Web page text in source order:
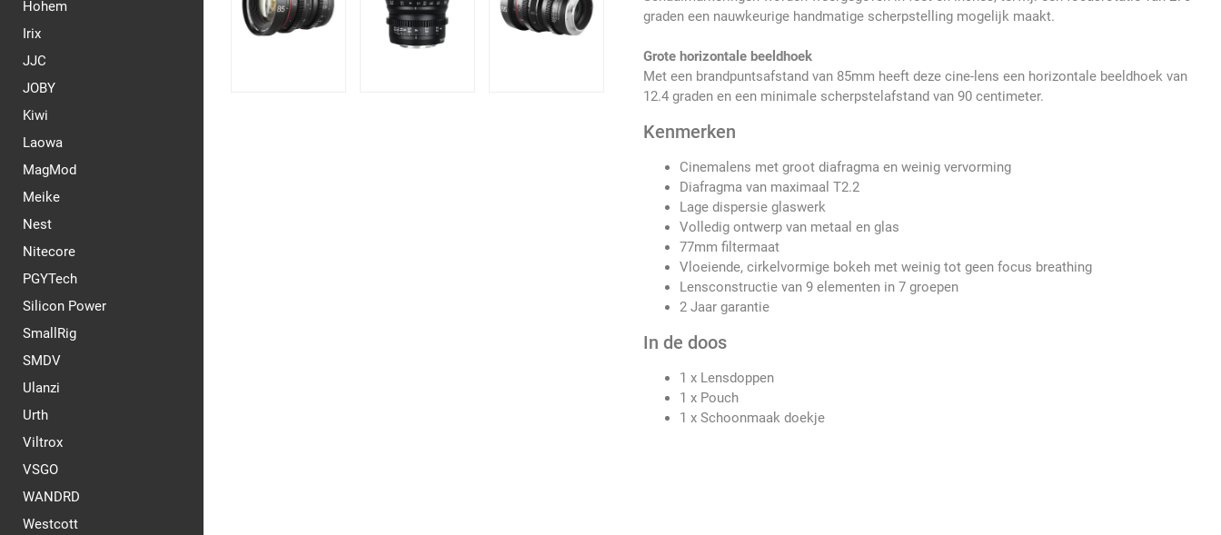
Hohem
Irix
JJC
JOBY
Kiwi
Laowa
MagMod
Meike
Nest
Nitecore
PGYTech
Silicon Power
SmallRig
SMDV
Ulanzi
Urth
Viltrox
VSGO
WANDRD
Westcott
graden een nauwkeurige handmatige scherpstelling mogelijk maakt.
Grote horizontale beeldhoek
Met een brandpuntsafstand van 85mm heeft deze cine-lens een horizontale beeldhoek van
12.4 graden en een minimale scherpstelafstand van 90 centimeter.
Kenmerken
Cinemalens met groot diafragma en weinig vervorming
Diafragma van maximaal T2.2
Lage dispersie glaswerk
Volledig ontwerp van metaal en glas
77mm filtermaat
Vloeiende, cirkelvormige bokeh met weinig tot geen focus breathing
Lensconstructie van 9 elementen in 7 groepen
2 Jaar garantie
In de doos
1 x Lensdoppen
1 x Pouch
1 x Schoonmaak doekje